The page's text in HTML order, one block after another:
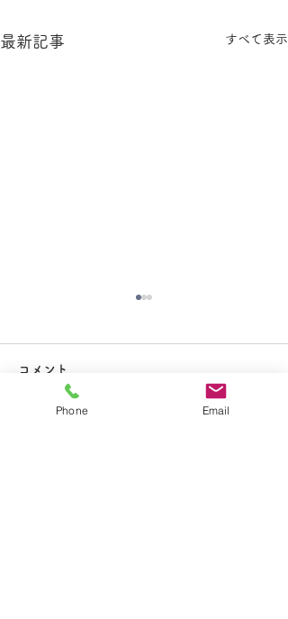
最新記事 すべて表示
コメント
Phone Email